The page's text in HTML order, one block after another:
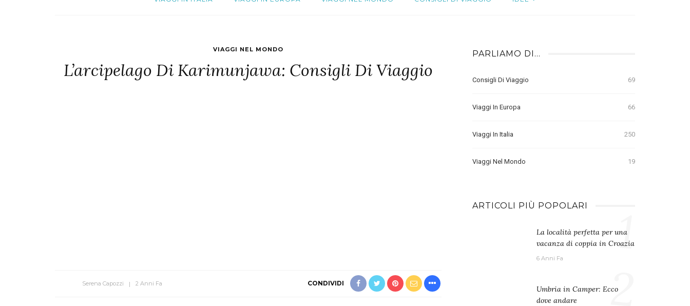
VIAGGI NEL MONDO
L’arcipelago Di Karimunjawa: Consigli Di Viaggio
Serena Capozzi 2 Anni Fa CONDIVIDI
PARLIAMO DI…
Consigli Di Viaggio 69
Viaggi In Europa 66
Viaggi In Italia 250
Viaggi Nel Mondo 19
ARTICOLI PIÙ POPOLARI
La località perfetta per una
vacanza di coppia in Croazia
6 Anni Fa 1
Umbria in Camper: Ecco
dove andare
2